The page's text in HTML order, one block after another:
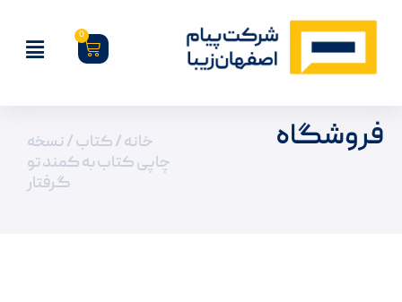
0
فروشگاه خانه/کتاب/ نسخه
چاپی کتاب به کمند تو
گرفتار